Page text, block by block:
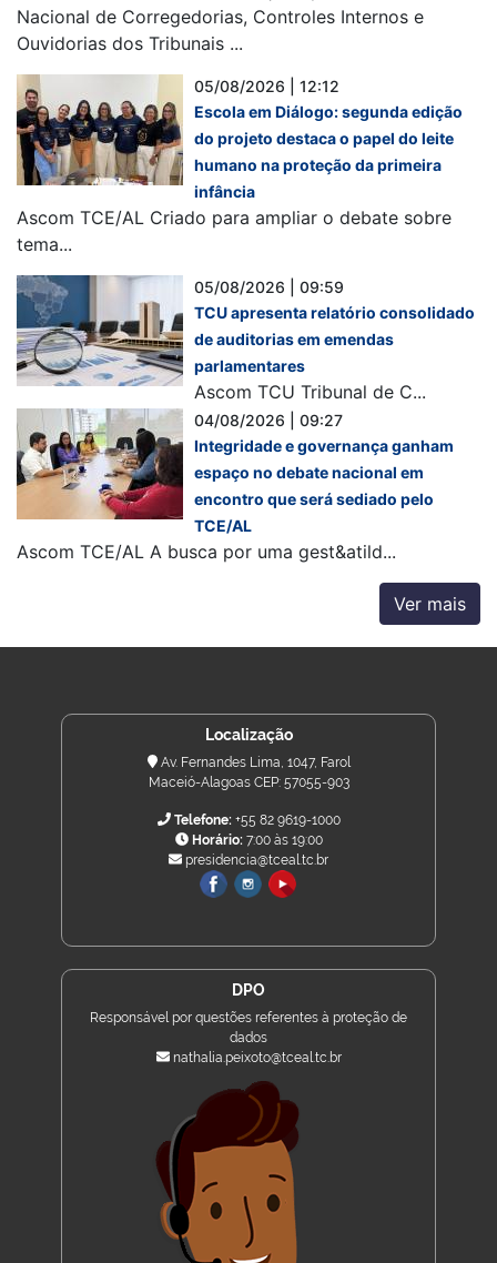
Nacional de Corregedorias, Controles Internos e
Ouvidorias dos Tribunais ...
05/08/2026 | 12:12
Escola em Diálogo: segunda edição
do projeto destaca o papel do leite
humano na proteção da primeira
infância
Ascom TCE/AL Criado para ampliar o debate sobre
tema...
05/08/2026 | 09:59
TCU apresenta relatório consolidado
de auditorias em emendas
parlamentares
Ascom TCU Tribunal de C...
04/08/2026 | 09:27
Integridade e governança ganham
espaço no debate nacional em
encontro que será sediado pelo
TCE/AL
Ascom TCE/AL A busca por uma gest&atild...
Ver mais
Localização
Av. Fernandes Lima, 1047, Farol
Maceió-Alagoas CEP: 57055-903
Telefone:+55 82 9619-1000
Horário:7:00 às 19:00
presidencia@tceal.tc.br
DPO
Responsável por questões referentes à proteção de
dados
nathalia.peixoto@tceal.tc.br